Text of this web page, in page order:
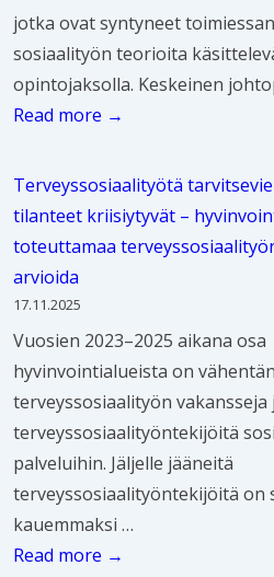
a
n
y
h
e
i
s
e
e
n
w
e
b
i
n
a
a
u
m
n
e
s
t
a
o
n
j
u
l
k
a
i
s
t
u
ä
n
n
ö
v
a
i
e
t
t
a
v
u
s
t
u
t
k
i
m
u
s
s
o
s
k
s
s
o
i
m
i
n
t
a
–
S
o
s
i
a
jotka ovat syntyneet
sosiaalityön teorioita
opintojaksolla. Keskeinen
S
s
i
a
l
i
t
t
e
o
Read more →
Terveyssosiaalityötä
tilanteet kriisiytyvät –
toteuttamaa
arvioida
17.11.2025
Vuosien 2023–2025 aikana osa
hyvinvointialueista on
terveyssosiaalityön
terveyssosiaalityöntekijöitä
palveluihin. Jäljelle jääneitä
terveyssosiaalityöntekijöitä on
kauemmaksi …
T
Read more →